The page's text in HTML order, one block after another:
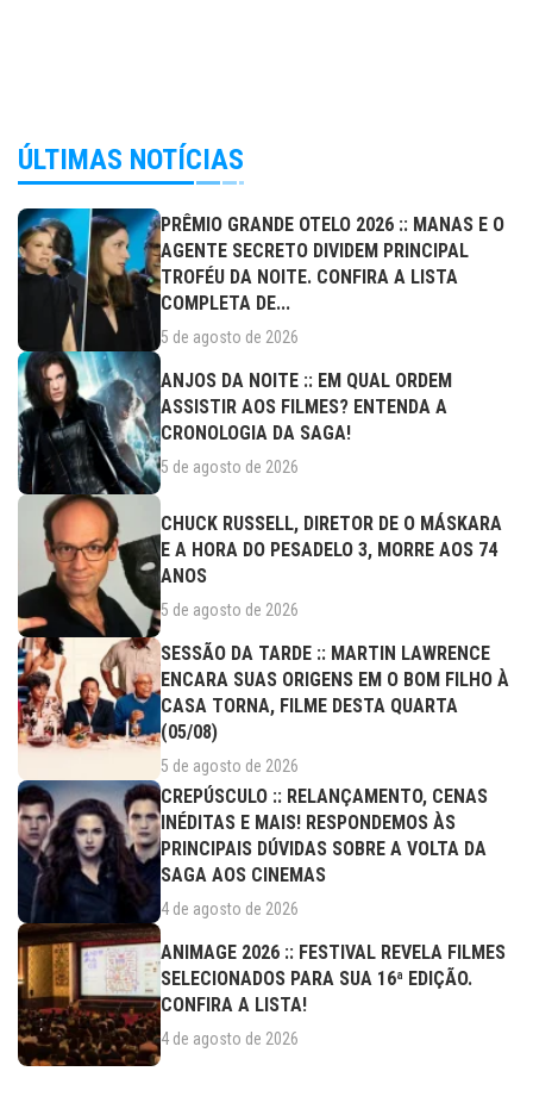
ÚLTIMAS NOTÍCIAS
PRÊMIO GRANDE OTELO 2026 :: MANAS E O
AGENTE SECRETO DIVIDEM PRINCIPAL
TROFÉU DA NOITE. CONFIRA A LISTA
COMPLETA DE...
5 de agosto de 2026
ANJOS DA NOITE :: EM QUAL ORDEM
ASSISTIR AOS FILMES? ENTENDA A
CRONOLOGIA DA SAGA!
5 de agosto de 2026
CHUCK RUSSELL, DIRETOR DE O MÁSKARA
E A HORA DO PESADELO 3, MORRE AOS 74
ANOS
5 de agosto de 2026
SESSÃO DA TARDE :: MARTIN LAWRENCE
ENCARA SUAS ORIGENS EM O BOM FILHO À
CASA TORNA, FILME DESTA QUARTA
(05/08)
5 de agosto de 2026
CREPÚSCULO :: RELANÇAMENTO, CENAS
INÉDITAS E MAIS! RESPONDEMOS ÀS
PRINCIPAIS DÚVIDAS SOBRE A VOLTA DA
SAGA AOS CINEMAS
4 de agosto de 2026
ANIMAGE 2026 :: FESTIVAL REVELA FILMES
SELECIONADOS PARA SUA 16ª EDIÇÃO.
CONFIRA A LISTA!
4 de agosto de 2026